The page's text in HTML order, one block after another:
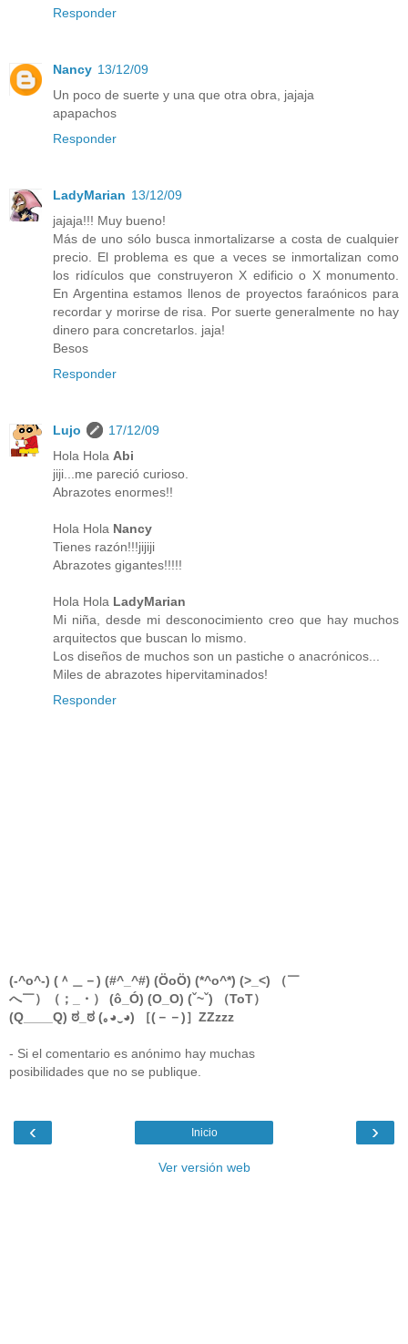
Responder
Nancy 13/12/09
Un poco de suerte y una que otra obra, jajaja
apapachos
Responder
LadyMarian 13/12/09
jajaja!!! Muy bueno!
Más de uno sólo busca inmortalizarse a costa de cualquier
precio. El problema es que a veces se inmortalizan como
los ridículos que construyeron X edificio o X monumento.
En Argentina estamos llenos de proyectos faraónicos para
recordar y morirse de risa. Por suerte generalmente no hay
dinero para concretarlos. jaja!
Besos
Responder
Lujo
17/12/09
Hola Hola Abi
jiji...me pareció curioso.
Abrazotes enormes!!
Hola Hola Nancy
Tienes razón!!!jijiji
Abrazotes gigantes!!!!!
Hola Hola LadyMarian
Mi niña, desde mi desconocimiento creo que hay muchos
arquitectos que buscan lo mismo.
Los diseños de muchos son un pastiche o anacrónicos...
Miles de abrazotes hipervitaminados!
Responder
(-^o^-) (＾＿－) (#^_^#) (ÖoÖ) (*^o^*) (>_<) （￣
へ￣）（；_・） (ô_Ó) (O_O) (ˇ~ˇ) （ToT）
(Q____Q) ಠ_ಠ (｡◕‿◕) ［(－－)］ZZzzz
- Si el comentario es anónimo hay muchas
posibilidades que no se publique.
‹ ›
Inicio
Ver versión web